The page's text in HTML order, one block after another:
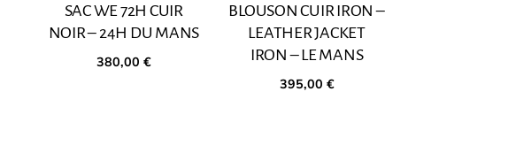
SAC WE 72H CUIR
NOIR – 24H DU MANS
380,00 €
BLOUSON CUIR IRON –
LEATHER JACKET
IRON – LE MANS
395,00 €